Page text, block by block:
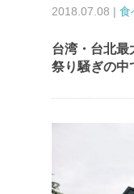
2018.07.08 | 食
台湾・台北最
祭り騒ぎの中